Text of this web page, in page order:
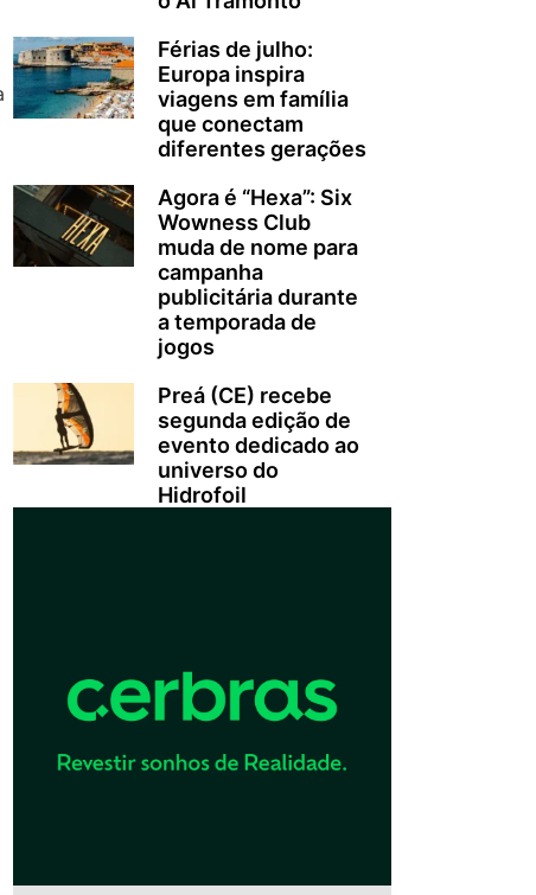
Férias de julho:
Europa inspira
viagens em família
que conectam
diferentes gerações
Agora é “Hexa”: Six
Wowness Club
muda de nome para
campanha
publicitária durante
a temporada de
jogos
Preá (CE) recebe
segunda edição de
evento dedicado ao
universo do
Hidrofoil